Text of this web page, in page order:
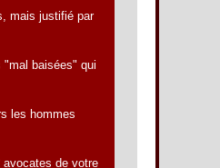
mais justifié par
"mal baisées" qui
les hommes
de votre